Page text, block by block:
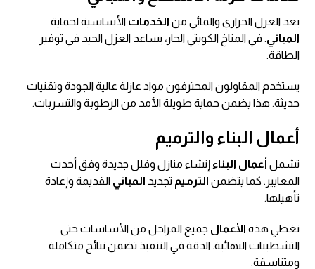
يعد العزل الحراري والمائي من الخدمات الأساسية لحماية
المباني. في المناخ الكويتي الحار، يساعد العزل الجيد في توفير
الطاقة.
يستخدم المقاولون المحترفون مواد عازلة عالية الجودة وتقنيات
حديثة. هذا يضمن حماية طويلة الأمد من الرطوبة والتسربات.
أعمال البناء والترميم
تشمل أعمال البناء إنشاء منازل وفلل جديدة وفق أحدث
المعايير. كما يتضمن الترميم تجديد المباني القديمة وإعادة
تأهيلها.
تغطي هذه الأعمال جميع المراحل من الأساسات حتى
التشطيبات النهائية. الدقة في التنفيذ تضمن نتائج متكاملة
ومتناسقة.